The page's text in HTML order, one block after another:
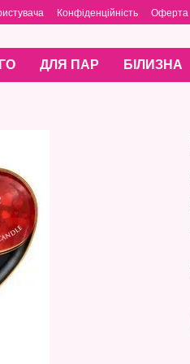
Конфіденційність Оферта
ДЛЯ ПАР БІЛИЗНА